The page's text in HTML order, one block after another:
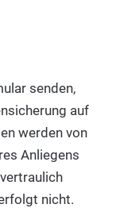
senden,
auf
werden von
Anliegens
nicht.